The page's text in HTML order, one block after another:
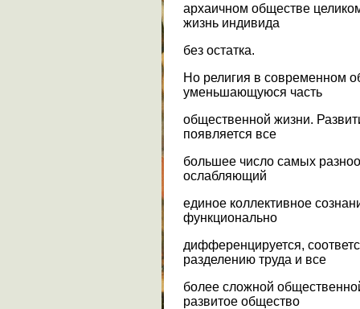
архаичном обществе
жизнь индивида
без остатка.
Но религия в современном
уменьшающуюся часть
общественной жизни.
появляется все
большее число самых
ослабляющий
единое коллективное
функционально
дифференцируется,
разделению труда и все
более сложной
развитое общество